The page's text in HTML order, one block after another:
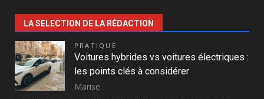
LA SELECTION DE LA RÉDACTION
PRATIQUE
Voitures hybrides vs voitures électriques :
les points clés à considérer
Marise